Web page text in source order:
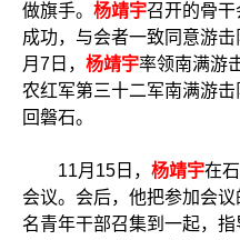
做旗手。 杨靖宇召开的骨
成功，与会者一致同意游
月7日， 杨靖宇率领南满游
农红军第三十二军南满游
回磐石。
11月15日， 杨靖宇在
会议。会后，他把参加会议
名青年干部召集到一起，